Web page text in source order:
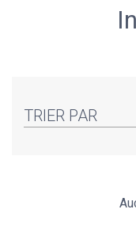
TRIER PAR